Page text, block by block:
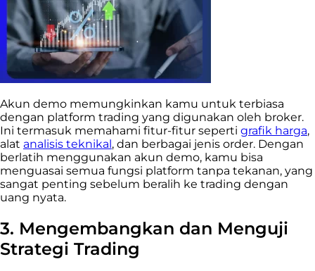
Akun demo memungkinkan kamu untuk terbiasa
dengan platform trading yang digunakan oleh broker.
Ini termasuk memahami fitur-fitur seperti grafik harga,
alat analisis teknikal , dan berbagai jenis order. Dengan
berlatih menggunakan akun demo, kamu bisa
menguasai semua fungsi platform tanpa tekanan, yang
sangat penting sebelum beralih ke trading dengan
uang nyata.
3. Mengembangkan dan Menguji
Strategi Trading